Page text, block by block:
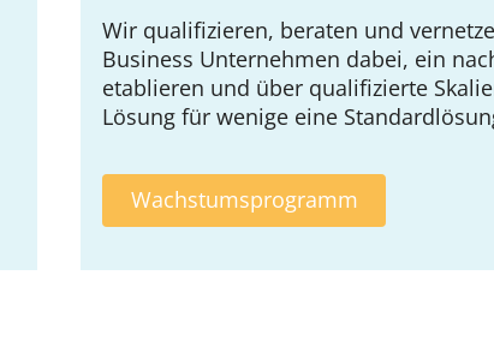
Wir qualifizieren, beraten und
Business Unternehmen dabei, ein
etablieren und über qualifizierte
Lösung für wenige eine
Wachstumsprogramm